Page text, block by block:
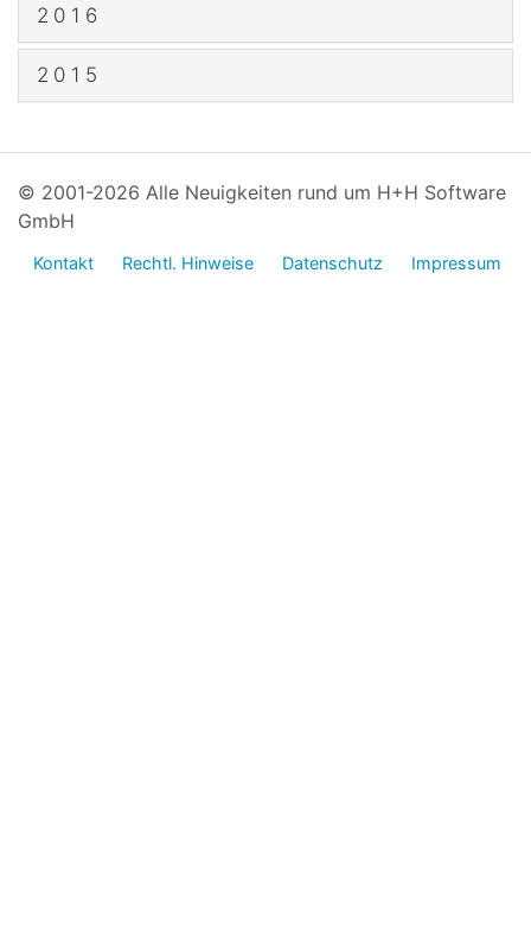
2016
2015
© 2001-2026 Alle Neuigkeiten rund um H+H Software
GmbH
Kontakt Rechtl. Hinweise Datenschutz Impressum